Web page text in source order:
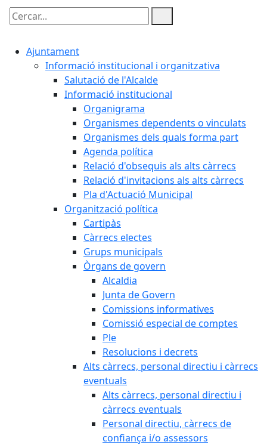
Cercar:
Ajuntament
Informació institucional i organitzativa
Salutació de l'Alcalde
Informació institucional
Organigrama
Organismes dependents o vinculats
Organismes dels quals forma part
Agenda política
Relació d'obsequis als alts càrrecs
Relació d'invitacions als alts càrrecs
Pla d'Actuació Municipal
Organització política
Cartipàs
Càrrecs electes
Grups municipals
Òrgans de govern
Alcaldia
Junta de Govern
Comissions informatives
Comissió especial de comptes
Ple
Resolucions i decrets
Alts càrrecs, personal directiu i càrrecs
eventuals
Alts càrrecs, personal directiu i
càrrecs eventuals
Personal directiu, càrrecs de
confiança i/o assessors